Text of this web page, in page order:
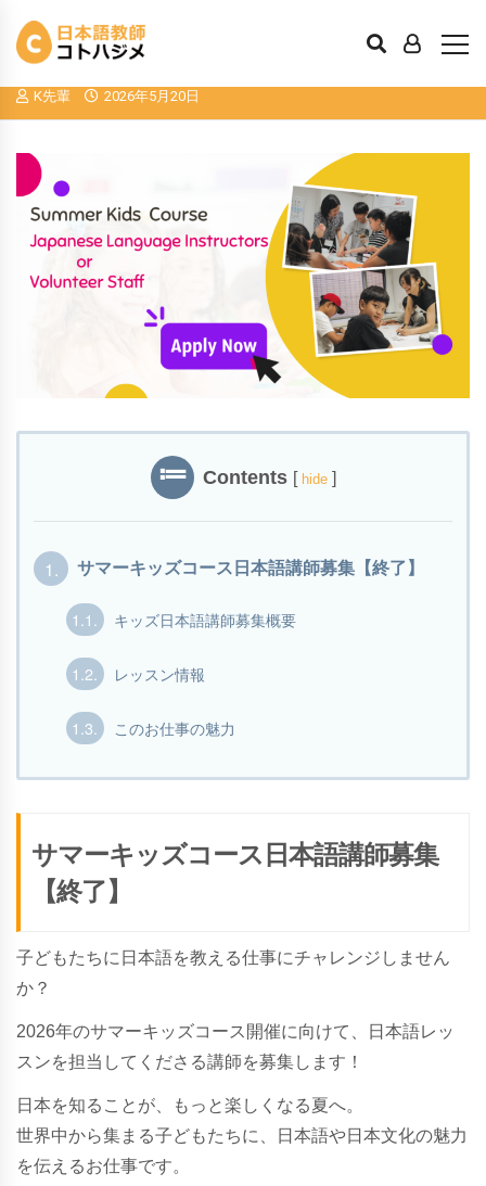
サマーキッズコース日本語講師募集（期
間：2026/6/15～8/21）【終了】
K先輩 2026年5月20日
Contents [ hide ]
1. サマーキッズコース日本語講師募集【終了】
1.1. キッズ日本語講師募集概要
1.2. レッスン情報
1.3. このお仕事の魅力
サマーキッズコース日本語講師募集
【終了】
子どもたちに日本語を教える仕事にチャレンジしません
か？
2026年のサマーキッズコース開催に向けて、日本語レッ
スンを担当してくださる講師を募集します！
日本を知ることが、もっと楽しくなる夏へ。
世界中から集まる子どもたちに、日本語や日本文化の魅力
を伝えるお仕事です。